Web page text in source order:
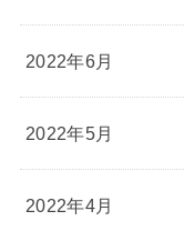
2022年6月
2022年5月
2022年4月